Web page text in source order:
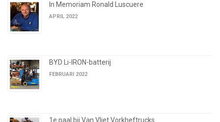
In Memoriam Ronald Luscuere
APRIL 2022
BYD Li-IRON-batterij
FEBRUARI 2022
1e paal bij Van Vliet Vorkheftrucks